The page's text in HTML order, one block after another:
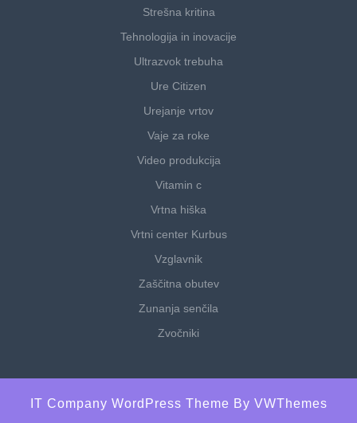
Strešna kritina
Tehnologija in inovacije
Ultrazvok trebuha
Ure Citizen
Urejanje vrtov
Vaje za roke
Video produkcija
Vitamin c
Vrtna hiška
Vrtni center Kurbus
Vzglavnik
Zaščitna obutev
Zunanja senčila
Zvočniki
IT Company WordPress Theme By VWThemes